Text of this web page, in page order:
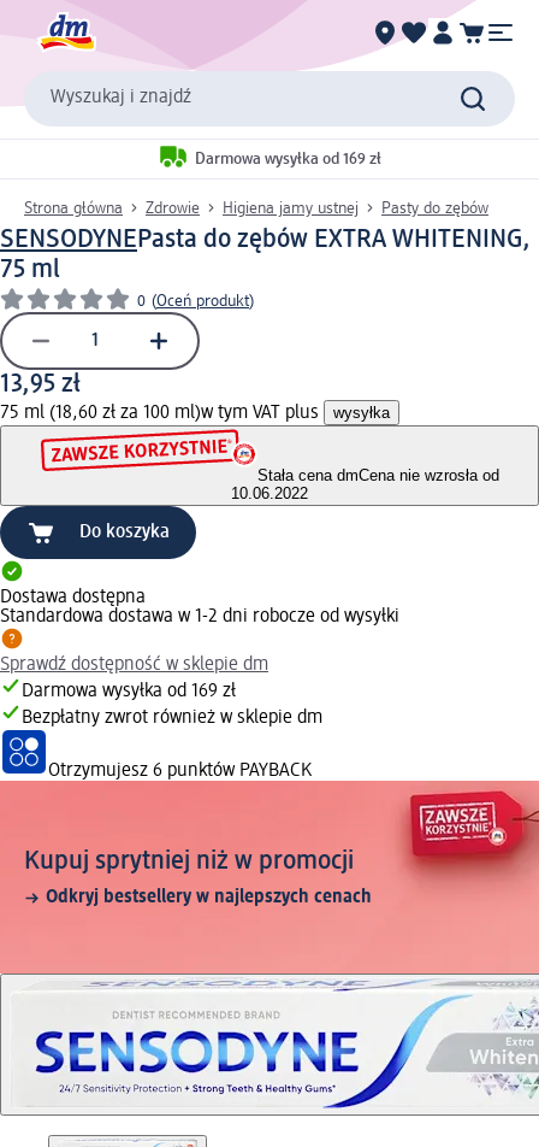
Wyszukaj i znajdź
Darmowa wysyłka od 169 zł
Strona główna Zdrowie Higiena jamy ustnej Pasty do zębów
SENSODYNEPasta do zębów EXTRA WHITENING,
75 ml
0 (Oceń produkt)
13,95 zł
75 ml (18,60 zł za 100 ml)w tym VAT plus wysyłka
Stała cena dmCena nie wzrosła od
10.06.2022
Do koszyka
Dostawa dostępna
Standardowa dostawa w 1-2 dni robocze od wysyłki
Sprawdź dostępność w sklepie dm
Darmowa wysyłka od 169 zł
Bezpłatny zwrot również w sklepie dm
Otrzymujesz 6 punktów PAYBACK
Kupuj sprytniej niż w promocji
Odkryj bestsellery w najlepszych cenach